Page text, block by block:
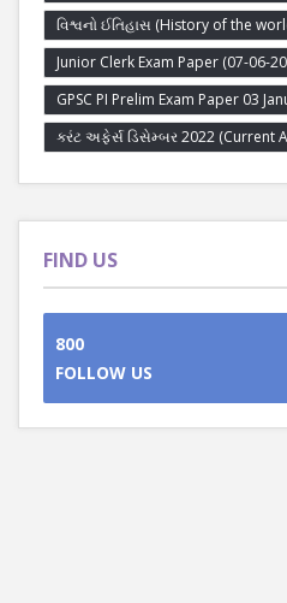
વિશ્વનો ઈતિહાસ (History of the
Junior Clerk Exam Paper (07-06-
GPSC PI Prelim Exam Paper 03
કરંટ અફેર્સ ડિસેમ્બર 2022 (Current
FIND US
800
FOLLOW US